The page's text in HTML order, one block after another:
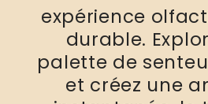
expérience
durable.
palette de
et créez une